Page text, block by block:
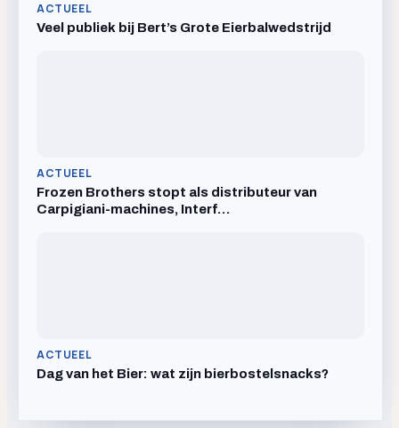
ACTUEEL
Veel publiek bij Bert’s Grote Eierbalwedstrijd
ACTUEEL
Frozen Brothers stopt als distributeur van
Carpigiani-machines, Interf…
ACTUEEL
Dag van het Bier: wat zijn bierbostelsnacks?